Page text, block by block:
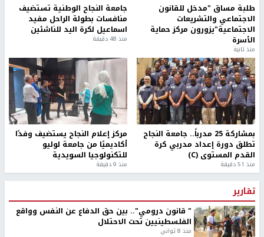
طلبة مساق "مدخل للقانون
الاجتماعي والتشريعات
الاجتماعية"يزورون مركز حماية
الأسرة
منذ ثانية
جامعة النجاح الوطنية تستضيف
منافسات بطولة الراحل مفيد
اسماعيل لكرة اليد للناشئين
منذ 48 دقيقة
بمشاركة 25 مدرباً.. جامعة النجاح
تطلق دورة إعداد مدربي كرة
القدم المستوى (C)
منذ 51 دقيقة
مركز إعلام النجاح يستضيف وفدًا
أكاديميًا من جامعة لوليو
للتكنولوجيا السويدية
منذ 9 دقيقة
تقارير
" قانون درومي".. بين حق الدفاع عن النفس وواقع
الفلسطينيين تحت الاحتلال
منذ 8 ثواني